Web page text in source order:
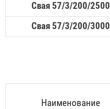
Свая 57/3/200/2500
Свая 57/3/200/3000
Наименование